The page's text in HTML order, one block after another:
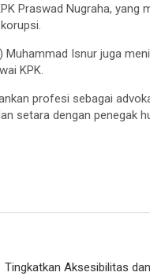
Praswad Nugraha, yang
Isnur juga
KPK.
profesi sebagai
setara dengan penegak
Tingkatkan Aksesibilitas